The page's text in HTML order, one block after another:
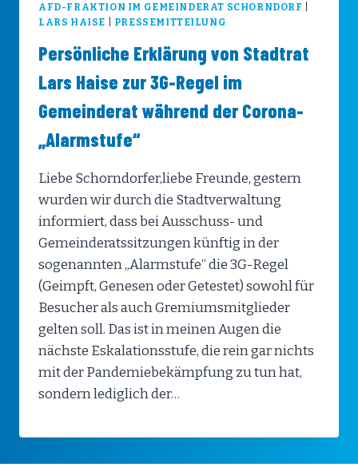
AFD-FRAKTION IM GEMEINDERAT SCHORNDORF
LARS HAISE
PRESSEMITTEILUNG
Persönliche Erklärung von Stadtrat
Lars Haise zur 3G-Regel im
Gemeinderat während der Corona-
„Alarmstufe“
Liebe Schorndorfer,liebe Freunde, gestern
wurden wir durch die Stadtverwaltung
informiert, dass bei Ausschuss- und
Gemeinderatssitzungen künftig in der
sogenannten „Alarmstufe“ die 3G-Regel
(Geimpft, Genesen oder Getestet) sowohl für
Besucher als auch Gremiumsmitglieder
gelten soll. Das ist in meinen Augen die
nächste Eskalationsstufe, die rein gar nichts
mit der Pandemiebekämpfung zu tun hat,
sondern lediglich der…